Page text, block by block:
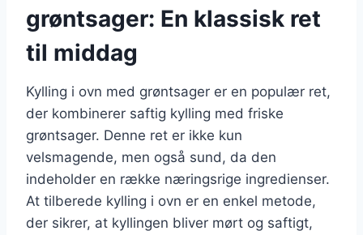
grøntsager: En klassisk ret
til middag
Kylling i ovn med grøntsager er en populær ret,
der kombinerer saftig kylling med friske
grøntsager. Denne ret er ikke kun
velsmagende, men også sund, da den
indeholder en række næringsrige ingredienser.
At tilberede kylling i ovn er en enkel metode,
der sikrer, at kyllingen bliver mørt og saftigt,